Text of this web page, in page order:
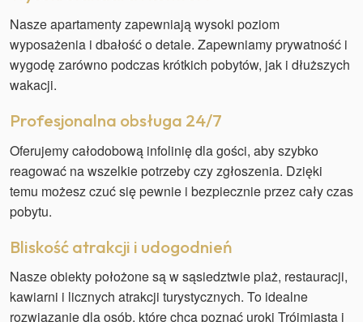
Nasze apartamenty zapewniają wysoki poziom
wyposażenia i dbałość o detale. Zapewniamy prywatność i
wygodę zarówno podczas krótkich pobytów, jak i dłuższych
wakacji.
Profesjonalna obsługa 24/7
Oferujemy całodobową infolinię dla gości, aby szybko
reagować na wszelkie potrzeby czy zgłoszenia. Dzięki
temu możesz czuć się pewnie i bezpiecznie przez cały czas
pobytu.
Bliskość atrakcji i udogodnień
Nasze obiekty położone są w sąsiedztwie plaż, restauracji,
kawiarni i licznych atrakcji turystycznych. To idealne
rozwiązanie dla osób, które chcą poznać uroki Trójmiasta i